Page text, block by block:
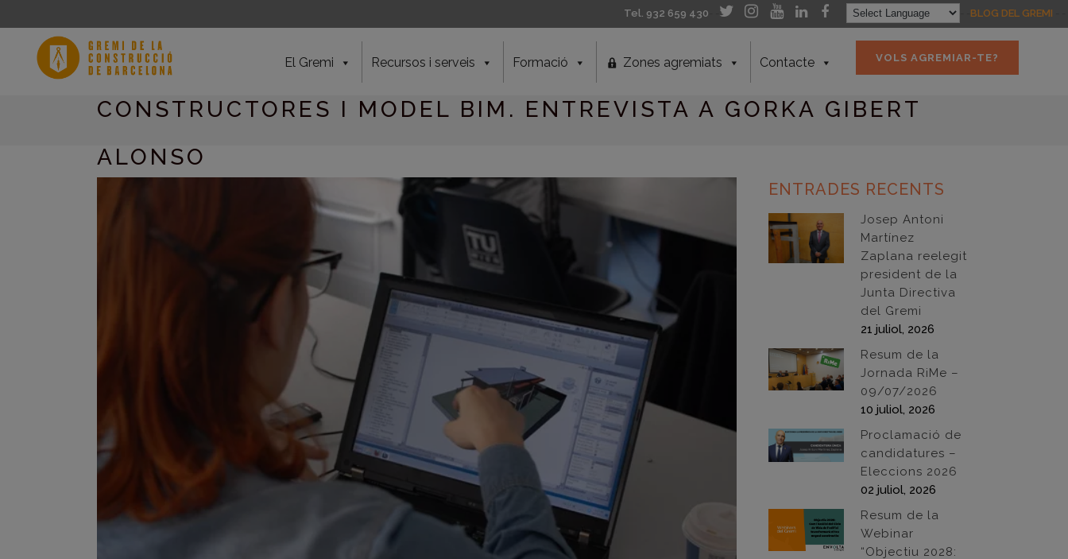
Tel. 932 659 430 BLOG DEL GREMI
VOLS AGREMIAR-TE?
El Gremi Recursos i serveis Formació Zones agremiats Contacte
CONSTRUCTORES I MODEL BIM. ENTREVISTA A GORKA GIBERT
ALONSO
ENTRADES RECENTS
Josep Antoni
Martínez
Zaplana reelegit
president de la
Junta Directiva
del Gremi
21 juliol, 2026
Resum de la
Jornada RiMe –
09/07/2026
10 juliol, 2026
Proclamació de
candidatures –
Eleccions 2026
02 juliol, 2026
Resum de la
Webinar
“Objectiu 2028: